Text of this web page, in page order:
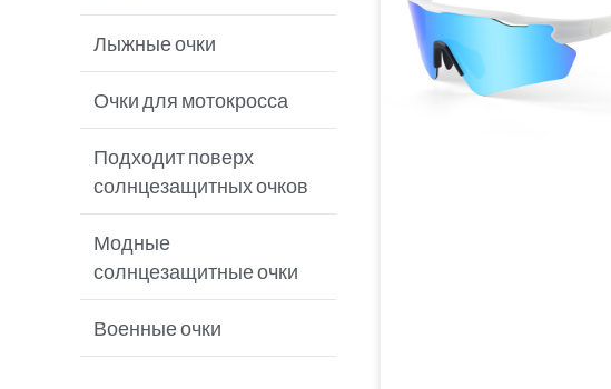
Велосипедные
солнцезащитные очки
Солнцезащитные очки
для рыбалки
Бейсбольные
солнцезащитные очки
Солнцезащитные очки
Лыжные очки
Очки для мотокросса
Подходит поверх
солнцезащитных очков
Модные
солнцезащитные очки
Военные очки